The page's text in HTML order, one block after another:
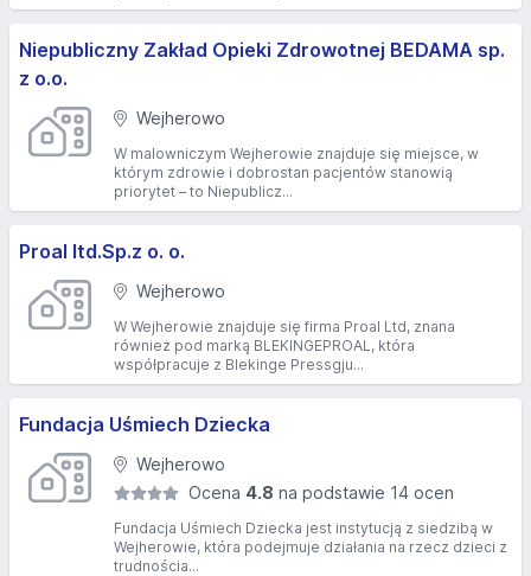
Niepubliczny Zakład Opieki Zdrowotnej BEDAMA sp.
z o.o.
Wejherowo
W malowniczym Wejherowie znajduje się miejsce, w
którym zdrowie i dobrostan pacjentów stanowią
priorytet – to Niepublicz...
Proal ltd.Sp.z o. o.
Wejherowo
W Wejherowie znajduje się firma Proal Ltd, znana
również pod marką BLEKINGEPROAL, która
współpracuje z Blekinge Pressgju...
Fundacja Uśmiech Dziecka
Wejherowo
Ocena 4.8 na podstawie 14 ocen
Fundacja Uśmiech Dziecka jest instytucją z siedzibą w
Wejherowie, która podejmuje działania na rzecz dzieci z
trudnościa...